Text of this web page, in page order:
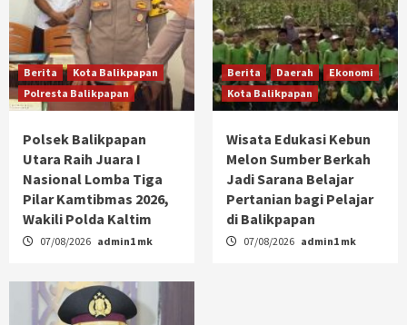
Berita
Kota Balikpapan
Polresta Balikpapan
Polsek Balikpapan
Utara Raih Juara I
Nasional Lomba Tiga
Pilar Kamtibmas 2026,
Wakili Polda Kaltim
07/08/2026 admin1 mk
Berita Daerah
Ekonomi
Kota Balikpapan
Wisata Edukasi Kebun
Melon Sumber Berkah
Jadi Sarana Belajar
Pertanian bagi Pelajar
di Balikpapan
07/08/2026 admin1 mk